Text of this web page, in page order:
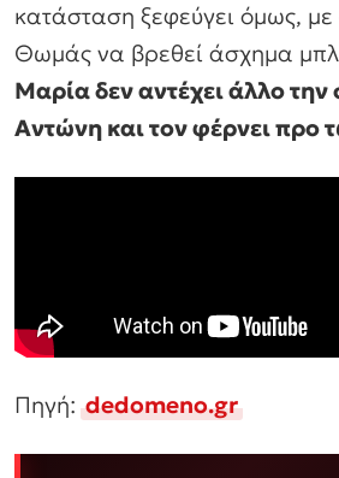
κατάσταση ξεφεύγει όμως,
Θωμάς να βρεθεί άσχημα
Μαρία δεν αντέχει άλλο την
Αντώνη και τον φέρνει προ
Πηγή:dedomeno.gr